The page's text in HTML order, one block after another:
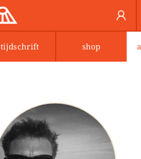
tijdschrift shop